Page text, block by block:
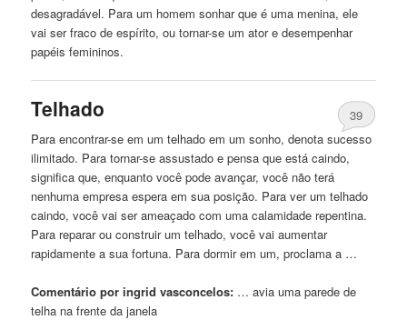
desagradável. Paraum homem sonhar que é uma menina, ele
vai ser fracode espírito, ou tornar-seum ator e desempenhar
papéis femininos.
Telhado
39
Para encontrar-se emum telhado emum sonho, denota sucesso
ilimitado. Para tornar-se assustado e pensa que estácaindo,
significa que, enquanto você pode avançar, você não terá
nenhuma empresa espera em sua posição. Para verum telhado
caindo, você vai ser ameaçado com uma calamidade repentina.
Para reparar ou construirum telhado, você vai aumentar
rapidamente a sua fortuna. Para dormir emum, proclama a …
Comentário por ingrid vasconcelos: … avia uma paredede
telha na frente da janela